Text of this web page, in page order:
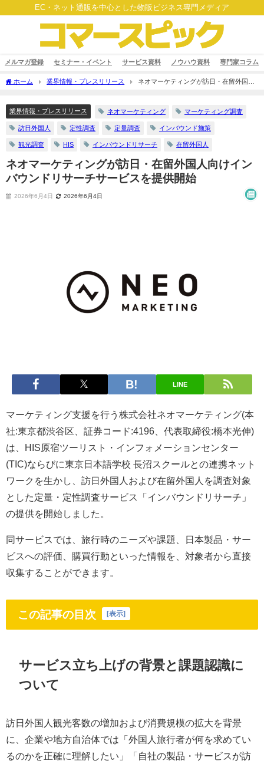
EC・ネット通販を中心とした物販ビジネス専門メディア
メルマガ登録 セミナー・イベント サービス資料 ノウハウ資料 専門家コラム
ホーム 業界情報・プレスリリース
ネオマーケティングが訪日・在留外国人
業界情報・プレスリリース ネオマーケティング マーケティング調査
訪日外国人 定性調査 定量調査 インバウンド施策
観光調査 HIS インバウンドリサーチ 在留外国人
ネオマーケティングが訪日・在留外国人向けイン
バウンドリサーチサービスを提供開始
2026年6月4日 2026年6月4日
LINE
マーケティング支援を行う株式会社ネオマーケティング(本
社:東京都渋谷区、証券コード:4196、代表取締役:橋本光伸)
は、HIS原宿ツーリスト・インフォメーションセンター
(TIC)ならびに東京日本語学校 長沼スクールとの連携ネット
ワークを生かし、訪日外国人および在留外国人を調査対象
とした定量・定性調査サービス「インバウンドリサーチ」
の提供を開始しました。
同サービスでは、旅行時のニーズや課題、日本製品・サー
ビスへの評価、購買行動といった情報を、対象者から直接
収集することができます。
この記事の目次 表示
サービス立ち上げの背景と課題認識に
ついて
訪日外国人観光客数の増加および消費規模の拡大を背景
に、企業や地方自治体では「外国人旅行者が何を求めてい
るのかを正確に理解したい」「自社の製品・サービスが訪